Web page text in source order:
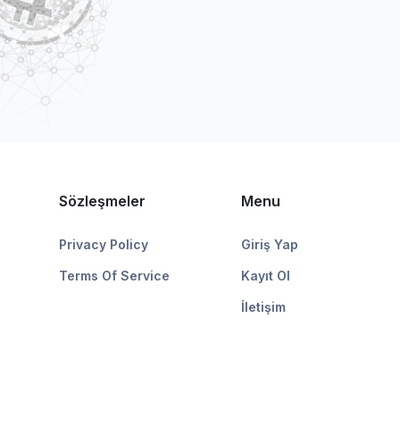
Sözleşmeler
Privacy Policy
Terms Of Service
Menu
Giriş Yap
Kayıt Ol
İletişim